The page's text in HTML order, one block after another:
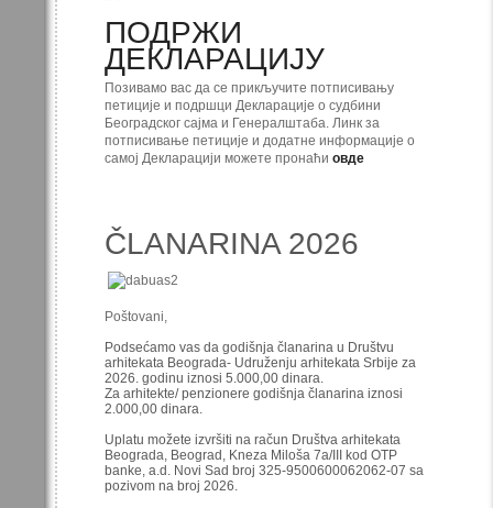
ПОДРЖИ
ДЕКЛАРАЦИЈУ
Позивамо вас да се прикључите потписивању
петиције и подршци Декларације о судбини
Београдског сајма и Генералштаба. Линк за
потписивање петиције и додатне информације о
самој Декларацији можете пронаћи овде
ČLANARINA 2026
Poštovani,
Podsećamo vas da godišnja članarina u Društvu
arhitekata Beograda- Udruženju arhitekata Srbije za
2026. godinu iznosi 5.000,00 dinara.
Za arhitekte/ penzionere godišnja članarina iznosi
2.000,00 dinara.
Uplatu možete izvršiti na račun Društva arhitekata
Beograda, Beograd, Kneza Miloša 7a/III kod OTP
banke, a.d. Novi Sad broj 325-9500600062062-07 sa
pozivom na broj 2026.